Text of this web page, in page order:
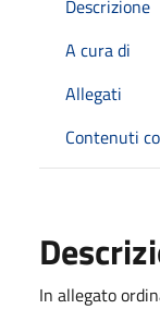
Descrizione
A cura di
Allegati
Contenuti
In allegato